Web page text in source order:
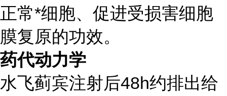
正常*细胞、促进受损害细胞
膜复原的功效。
药代动力学
水飞蓟宾注射后48h约排出给